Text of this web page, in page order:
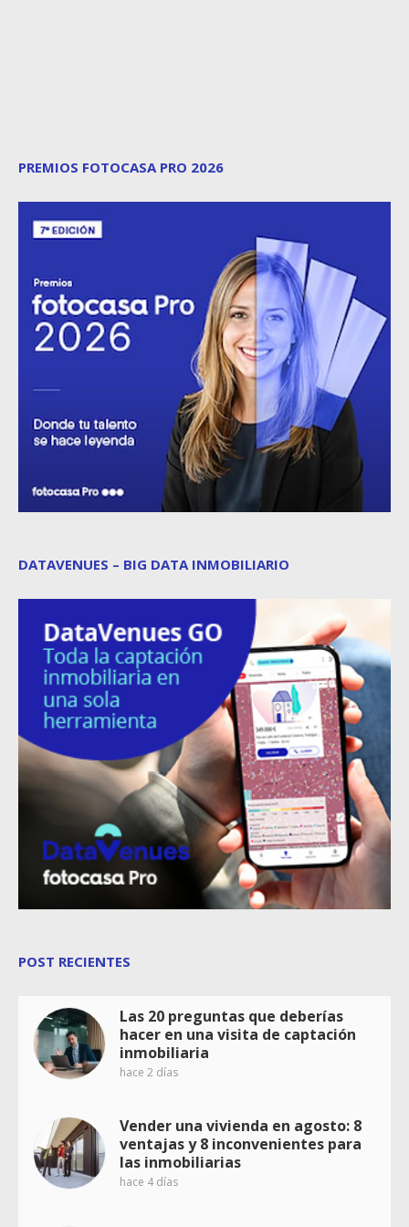
PREMIOS FOTOCASA PRO 2026
DATAVENUES – BIG DATA INMOBILIARIO
POST RECIENTES
Las 20 preguntas que deberías
hacer en una visita de captación
inmobiliaria
hace 2 días
Vender una vivienda en agosto: 8
ventajas y 8 inconvenientes para
las inmobiliarias
hace 4 días